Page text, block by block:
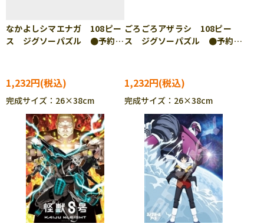
なかよしシマエナガ 108ピー
ス ジグソーパズル ●予約
1,232円
完成サイズ：26×38cm
ごろごろアザラシ 108ピー
ス ジグソーパズル ●予約
1,232円
完成サイズ：26×38cm